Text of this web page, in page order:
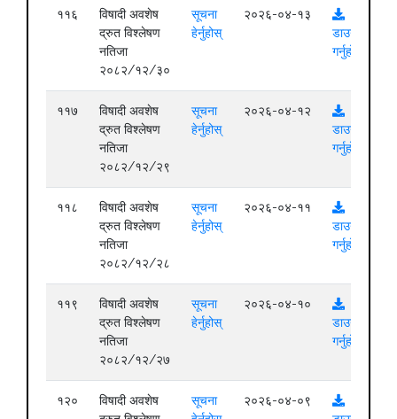
११६
विषादी अवशेष
द्रुत विश्लेषण
नतिजा
२०८२/१२/३०
सूचना
हेर्नुहोस्
२०२६-०४-१३
डाउनलोड
गर्नुहोस्
११७
विषादी अवशेष
द्रुत विश्लेषण
नतिजा
२०८२/१२/२९
सूचना
हेर्नुहोस्
२०२६-०४-१२
डाउनलोड
गर्नुहोस्
११८
विषादी अवशेष
द्रुत विश्लेषण
नतिजा
२०८२/१२/२८
सूचना
हेर्नुहोस्
२०२६-०४-११
डाउनलोड
गर्नुहोस्
११९
विषादी अवशेष
द्रुत विश्लेषण
नतिजा
२०८२/१२/२७
सूचना
हेर्नुहोस्
२०२६-०४-१०
डाउनलोड
गर्नुहोस्
१२०
विषादी अवशेष
सूचना
२०२६-०४-०९